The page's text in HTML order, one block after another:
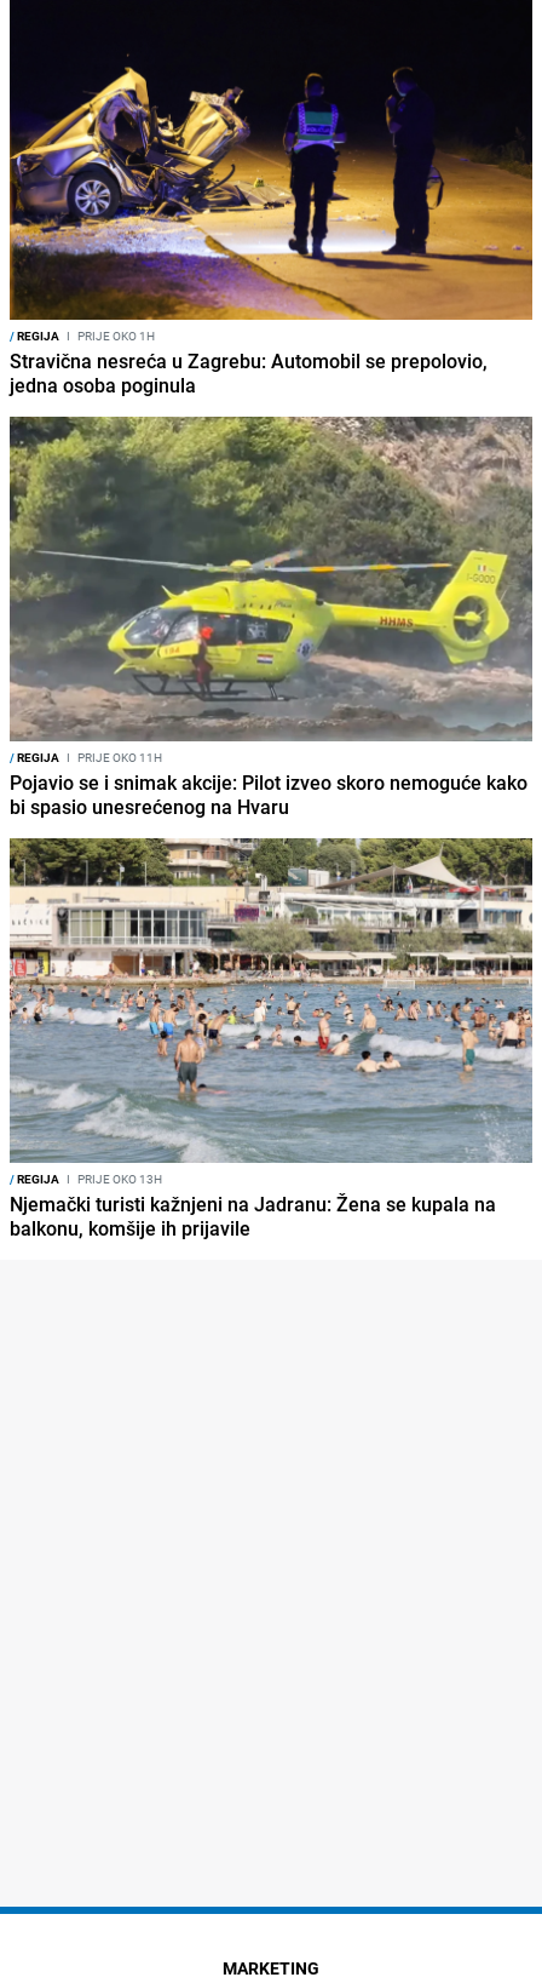
/REGIJA I PRIJE OKO 1H
Stravična nesreća u Zagrebu: Automobil se prepolovio,
jedna osoba poginula
/REGIJA I PRIJE OKO 11H
Pojavio se i snimak akcije: Pilot izveo skoro nemoguće kako
bi spasio unesrećenog na Hvaru
/REGIJA I PRIJE OKO 13H
Njemački turisti kažnjeni na Jadranu: Žena se kupala na
balkonu, komšije ih prijavile
MARKETING